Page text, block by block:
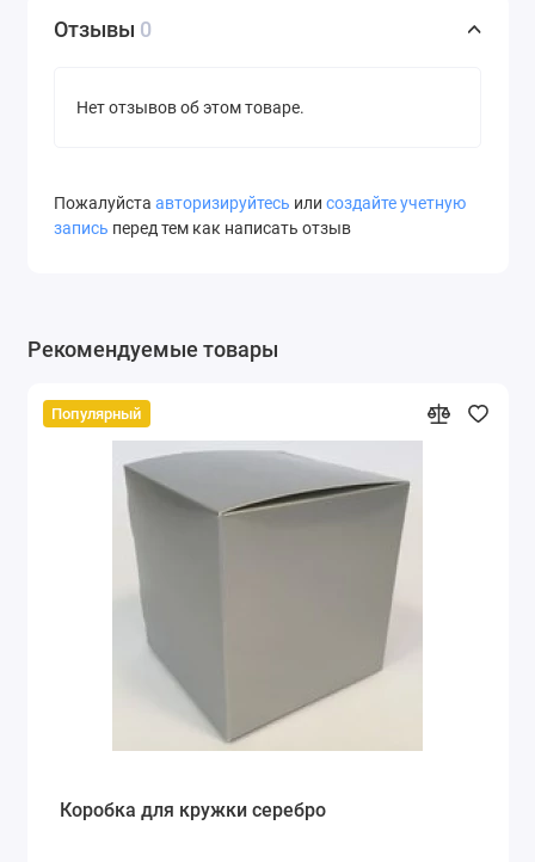
Отзывы 0
Нет отзывов об этом товаре.
Пожалуйста авторизируйтесь или создайте учетную
запись перед тем как написать отзыв
Рекомендуемые товары
Популярный
Коробка для кружки серебро